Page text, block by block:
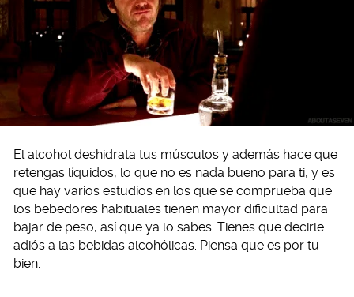
El alcohol deshidrata tus músculos y además hace que
retengas líquidos, lo que no es nada bueno para ti, y es
que hay varios estudios en los que se comprueba que
los bebedores habituales tienen mayor dificultad para
bajar de peso, así que ya lo sabes: Tienes que decirle
adiós a las bebidas alcohólicas. Piensa que es por tu
bien.